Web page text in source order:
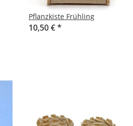
Pflanzkiste Frühling
10,50 €*